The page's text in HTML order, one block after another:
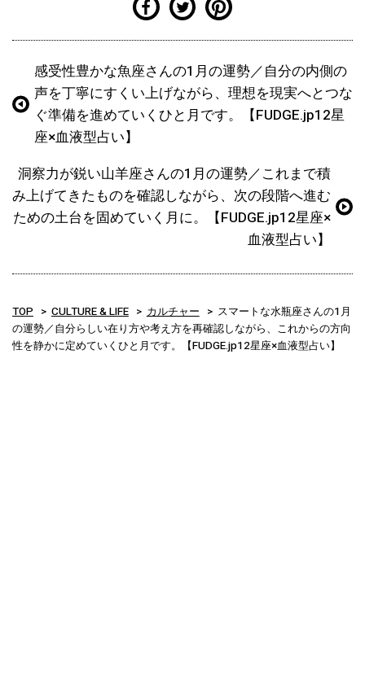
感受性豊かな魚座さんの1月の運勢／自分の内側の
声を丁寧にすくい上げながら、理想を現実へとつな
ぐ準備を進めていくひと月です。【FUDGE.jp12星
座×血液型占い】
洞察力が鋭い山羊座さんの1月の運勢／これまで積
み上げてきたものを確認しながら、次の段階へ進む
ための土台を固めていく月に。【FUDGE.jp12星座×
血液型占い】
TOP CULTURE & LIFE カルチャー
スマートな水瓶座さんの1月
の運勢／自分らしい在り方や考え方を再確認しながら、これからの方向
性を静かに定めていくひと月です。【FUDGE.jp12星座×血液型占い】